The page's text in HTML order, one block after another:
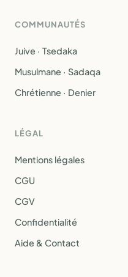
COMMUNAUTÉS
Juive · Tsedaka
Musulmane · Sadaqa
Chrétienne · Denier
LÉGAL
Mentions légales
CGU
CGV
Confidentialité
Aide & Contact